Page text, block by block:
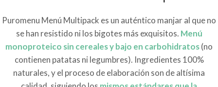
Puromenu Menú Multipack es un auténtico manjar al que no
se han resistido ni los bigotes más exquisitos. Menú
monoproteico sin cereales y bajo en carbohidratos(no
contienen patatas ni legumbres). Ingredientes 100%
naturales, y el proceso de elaboración son de altísima